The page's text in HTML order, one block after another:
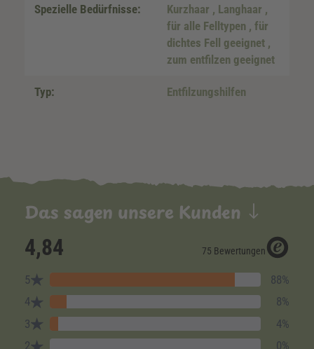
Spezielle Bedürfnisse: Kurzhaar , Langhaar ,
für alle Felltypen , für
dichtes Fell geeignet ,
zum entfilzen geeignet
Typ: Entfilzungshilfen
Das sagen unsere Kunden